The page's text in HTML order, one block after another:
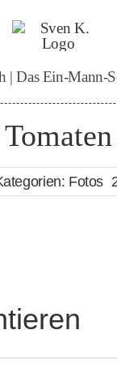
| Das Ein-Mann-
Tomaten
Fotos